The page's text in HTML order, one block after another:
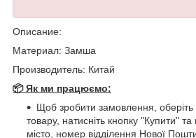
Описание:
Материал: Замша
Производитель: Китай
📦 Як ми працюємо:
Щоб зробити замовлення, оберіть
товару, натисніть кнопку "Купити" та
місто, номер відділення Нової